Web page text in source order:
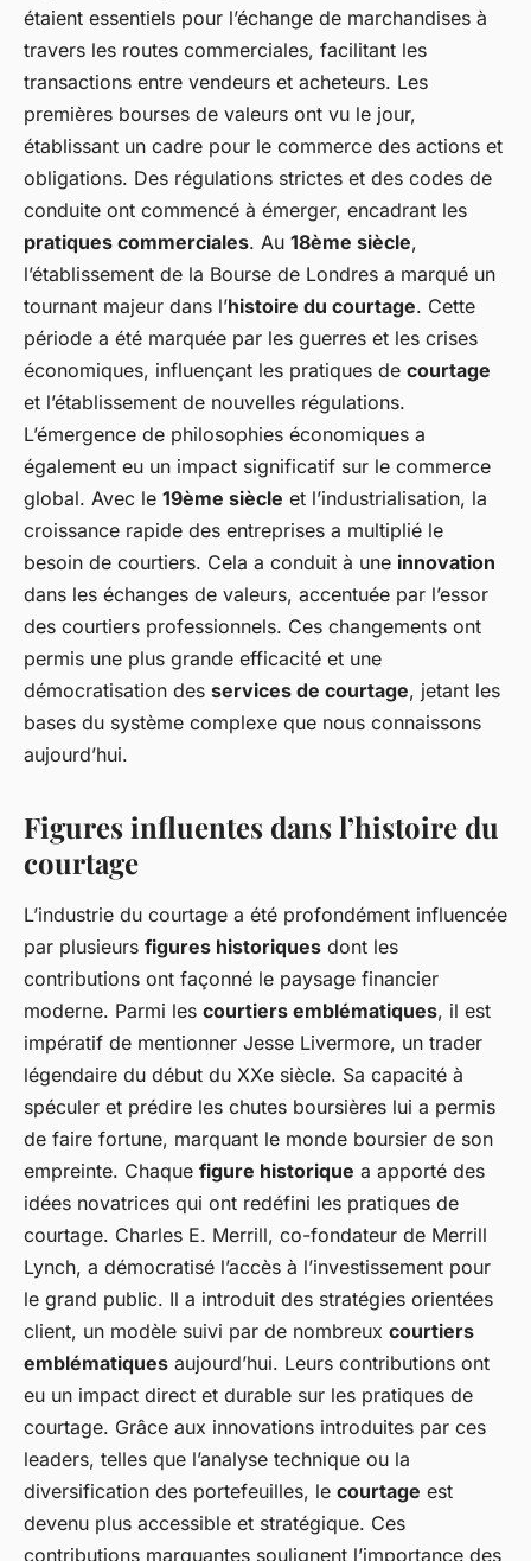
étaient essentiels pour l’échange de marchandises à
travers les routes commerciales, facilitant les
transactions entre vendeurs et acheteurs. Les
premières bourses de valeurs ont vu le jour,
établissant un cadre pour le commerce des actions et
obligations. Des régulations strictes et des codes de
conduite ont commencé à émerger, encadrant les
pratiques commerciales. Au 18ème siècle,
l’établissement de la Bourse de Londres a marqué un
tournant majeur dans l’histoire du courtage. Cette
période a été marquée par les guerres et les crises
économiques, influençant les pratiques de courtage
et l’établissement de nouvelles régulations.
L’émergence de philosophies économiques a
également eu un impact significatif sur le commerce
global. Avec le 19ème siècle et l’industrialisation, la
croissance rapide des entreprises a multiplié le
besoin de courtiers. Cela a conduit à une innovation
dans les échanges de valeurs, accentuée par l’essor
des courtiers professionnels. Ces changements ont
permis une plus grande efficacité et une
démocratisation des services de courtage, jetant les
bases du système complexe que nous connaissons
aujourd’hui.
Figures influentes dans l’histoire du
courtage
L’industrie du courtage a été profondément influencée
par plusieurs figures historiques dont les
contributions ont façonné le paysage financier
moderne. Parmi les courtiers emblématiques, il est
impératif de mentionner Jesse Livermore, un trader
légendaire du début du XXe siècle. Sa capacité à
spéculer et prédire les chutes boursières lui a permis
de faire fortune, marquant le monde boursier de son
empreinte. Chaque figure historique a apporté des
idées novatrices qui ont redéfini les pratiques de
courtage. Charles E. Merrill, co-fondateur de Merrill
Lynch, a démocratisé l’accès à l’investissement pour
le grand public. Il a introduit des stratégies orientées
client, un modèle suivi par de nombreux courtiers
emblématiques aujourd’hui. Leurs contributions ont
eu un impact direct et durable sur les pratiques de
courtage. Grâce aux innovations introduites par ces
leaders, telles que l’analyse technique ou la
diversification des portefeuilles, le courtage est
devenu plus accessible et stratégique. Ces
contributions marquantes soulignent l’importance des